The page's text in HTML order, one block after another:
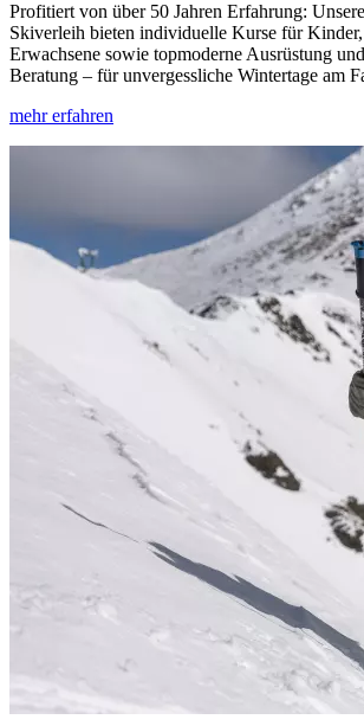
Profitiert von über 50 Jahren Erfahrung:
Skiverleih bieten individuelle Kurse für
Erwachsene sowie topmoderne Ausrüstung
Beratung – für unvergessliche Wintertage am
mehr erfahren